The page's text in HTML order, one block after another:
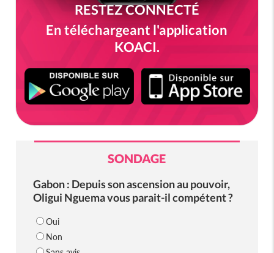
RESTEZ CONNECTÉ
En téléchargeant l'application
KOACI.
SONDAGE
Gabon : Depuis son ascension au pouvoir,
Oligui Nguema vous parait-il compétent ?
Oui
Non